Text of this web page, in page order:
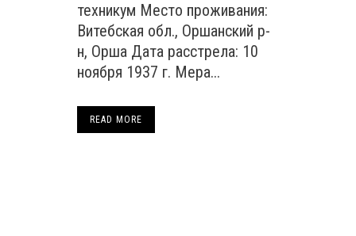
техникум Место проживания:
Витебская обл., Оршанский р-
н, Орша Дата расстрела: 10
ноября 1937 г. Мера...
READ MORE